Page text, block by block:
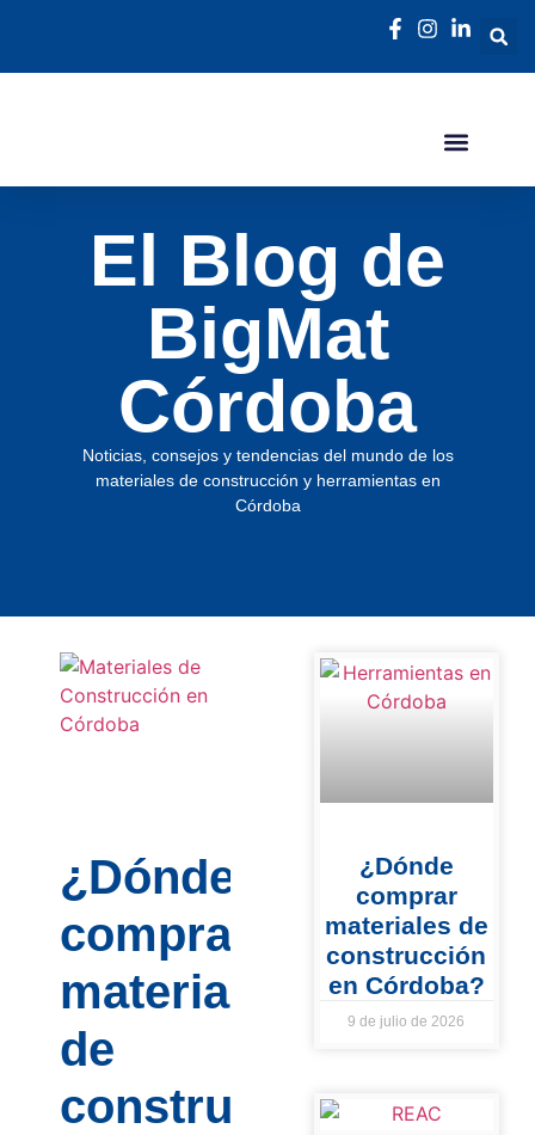
El Blog de
BigMat
Córdoba
Noticias, consejos y tendencias del mundo de los
materiales de construcción y herramientas en
Córdoba
¿Dónde
comprar
materiales
de
construcción
¿Dónde
comprar
materiales de
construcción
en Córdoba?
9 de julio de 2026